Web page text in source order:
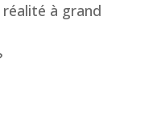
à grand